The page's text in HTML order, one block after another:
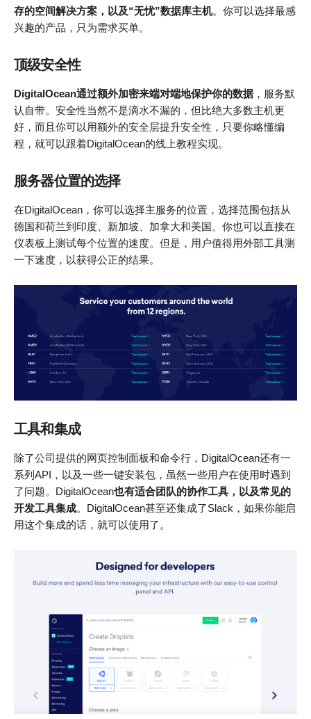
存的空间解决方案，以及“无忧”数据库主机。你可以选择最感
兴趣的产品，只为需求买单。
顶级安全性
DigitalOcean通过额外加密来端对端地保护你的数据 ，服务默
认自带。安全性当然不是滴水不漏的，但比绝大多数主机更
好，而且你可以用额外的安全层提升安全性，只要你略懂编
程，就可以跟着DigitalOcean的线上教程实现。
服务器位置的选择
在DigitalOcean，你可以选择主服务的位置，选择范围包括从
德国和荷兰到印度、新加坡、加拿大和美国。你也可以直接在
仪表板上测试每个位置的速度。但是，用户值得用外部工具测
一下速度，以获得公正的结果。
工具和集成
除了公司提供的网页控制面板和命令行，DigitalOcean还有一
系列API，以及一些一键安装包，虽然一些用户在使用时遇到
了问题。DigitalOcean也有适合团队的协作工具，以及常见的
开发工具集成。DigitalOcean甚至还集成了Slack，如果你能启
用这个集成的话，就可以使用了。